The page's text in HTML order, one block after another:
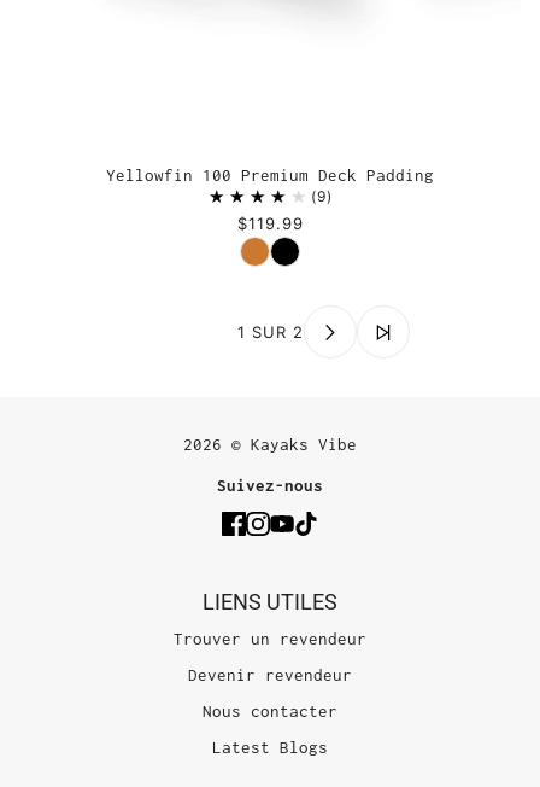
Yellowfin 100 Premium Deck Padding
9
$119.99
Couleur
1 SUR 2
2026 © Kayaks Vibe
Suivez-nous
LIENS UTILES
Trouver un revendeur
Devenir revendeur
Nous contacter
Latest Blogs